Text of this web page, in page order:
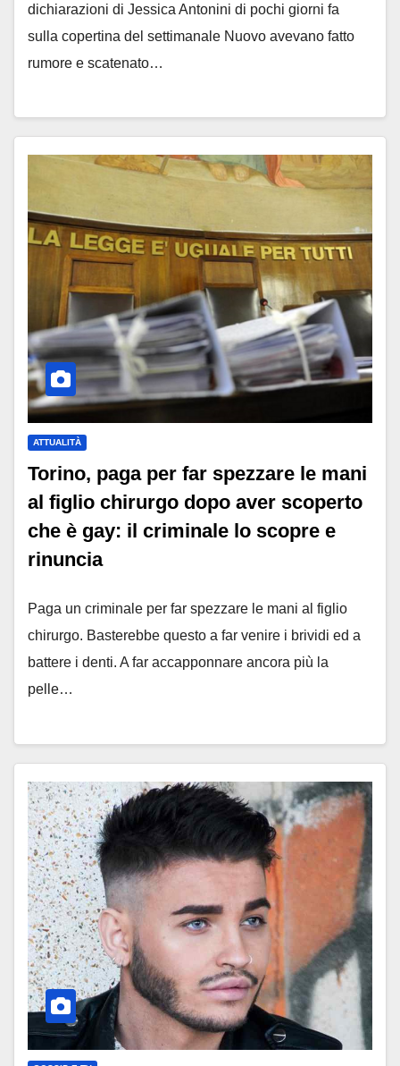
dichiarazioni di Jessica Antonini di pochi giorni fa
sulla copertina del settimanale Nuovo avevano fatto
rumore e scatenato…
ATTUALITÀ
Torino, paga per far spezzare le mani
al figlio chirurgo dopo aver scoperto
che è gay: il criminale lo scopre e
rinuncia
Paga un criminale per far spezzare le mani al figlio
chirurgo. Basterebbe questo a far venire i brividi ed a
battere i denti. A far accapponnare ancora più la
pelle…